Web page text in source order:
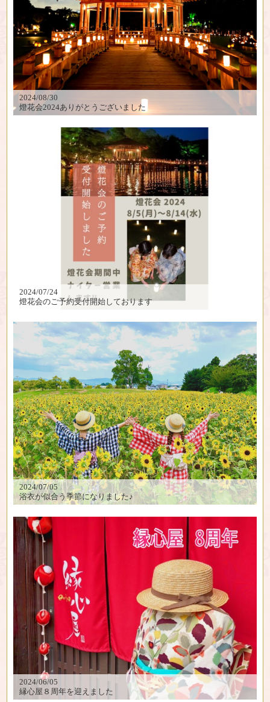
2024/08/30
燈花会2024ありがとうございました
2024/07/24
燈花会のご予約受付開始しております
2024/07/05
浴衣が似合う季節になりました♪
2024/06/05
縁心屋８周年を迎えました